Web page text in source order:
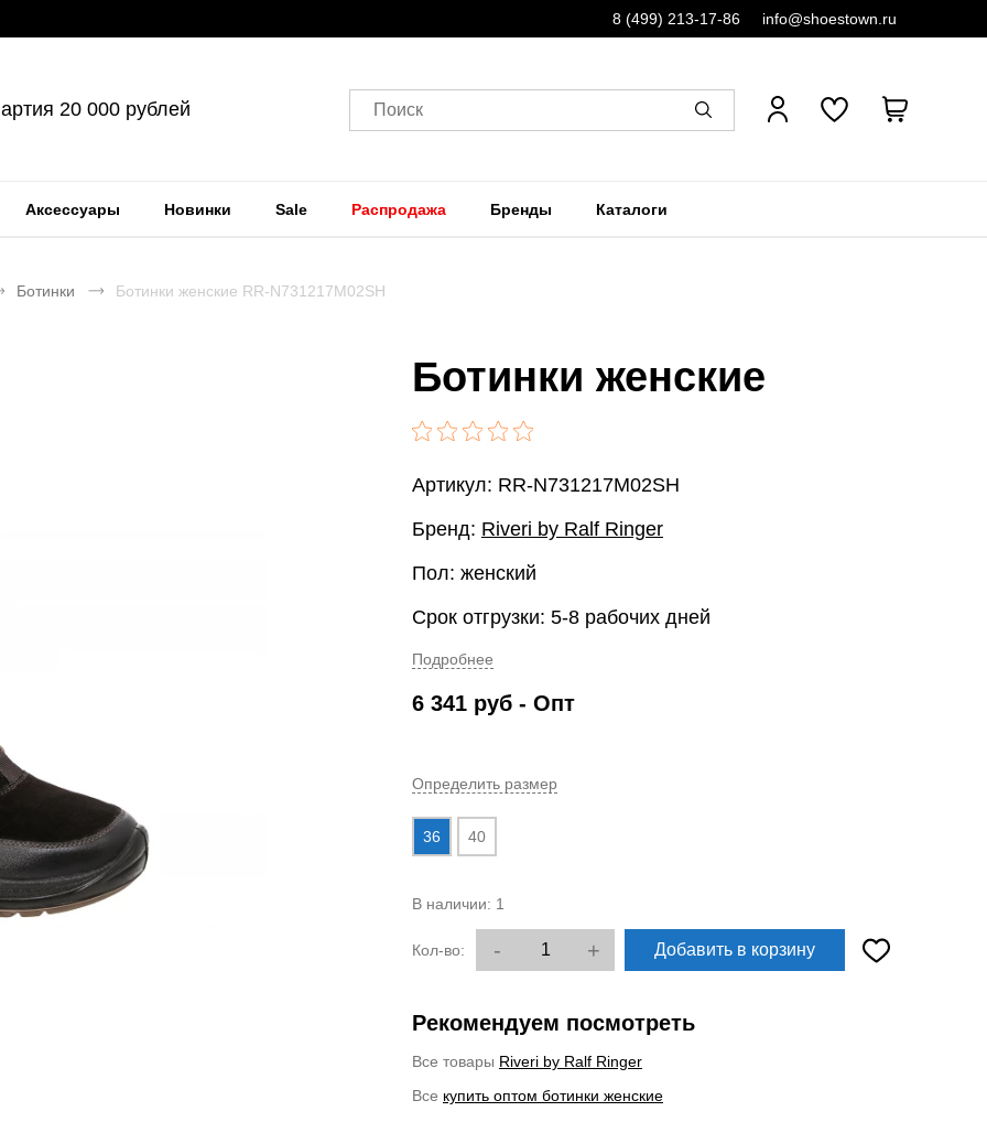
8 (499) 213-17-86 info@shoestown.ru
20 000 рублей Поиск
Аксессуары Новинки Sale Распродажа Бренды Каталоги
Ботинки Ботинки женские RR-N731217M02SH
Ботинки женские
Артикул: RR-N731217M02SH
Бренд: Riveri by Ralf Ringer
Пол: женский
Срок отгрузки: 5-8 рабочих дней
Подробнее
6 341 руб - Опт
Определить размер
36 40
В наличии: 1
Кол-во: - + Добавить в корзину
Рекомендуем посмотреть
Все товары Riveri by Ralf Ringer
Все купить оптом ботинки женские